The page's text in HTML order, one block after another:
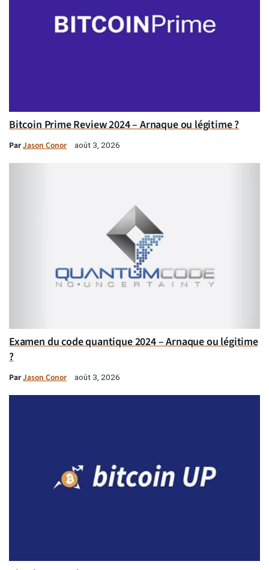
Bitcoin Prime Review 2024 – Arnaque ou légitime ?
ParJason Conor août 3, 2026
Examen du code quantique 2024 – Arnaque ou légitime
?
ParJason Conor août 3, 2026